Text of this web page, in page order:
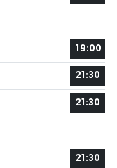
19:00
21:30
21:30
21:30